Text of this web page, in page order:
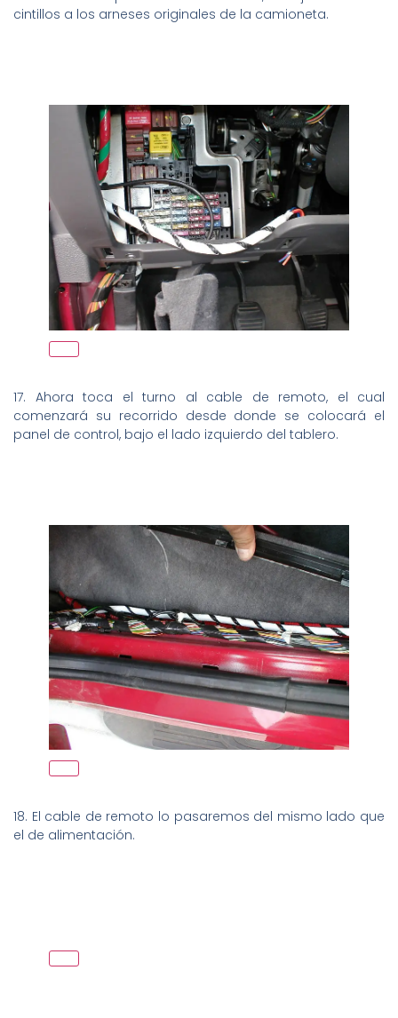
cintillos a los arneses originales de la camioneta.
17. Ahora toca el turno al cable de remoto, el cual
comenzará su recorrido desde donde se colocará el
panel de control, bajo el lado izquierdo del tablero.
18. El cable de remoto lo pasaremos del mismo lado que
el de alimentación.